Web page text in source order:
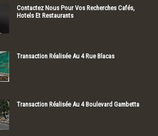
Contactez Nous Pour Vos Recherches Cafés,
Hotels Et Restaurants
Transaction Réalisée Au 4 Rue Blacas
Transaction Réalisée Au 4 Boulevard Gambetta